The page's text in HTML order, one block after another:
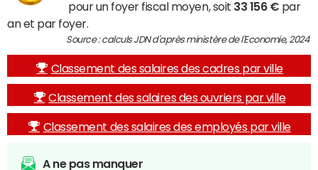
pour un foyer fiscal moyen, soit 33 156 € par
an et par foyer.
Source : calculs JDN d'après ministère de l'Economie, 2024
Classement des salaires des cadres par ville
Classement des salaires des ouvriers par ville
Classement des salaires des employés par ville
A ne pas manquer